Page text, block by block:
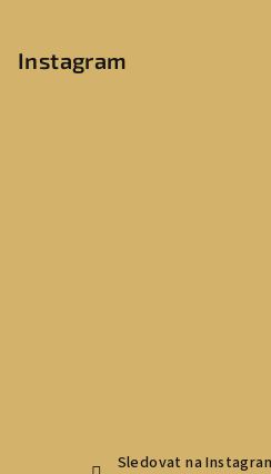
Instagram
Sledovat na